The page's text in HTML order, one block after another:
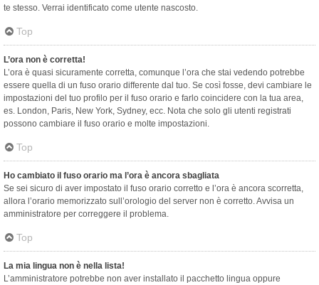
te stesso. Verrai identificato come utente nascosto.
Top
L’ora non è corretta!
L’ora è quasi sicuramente corretta, comunque l’ora che stai vedendo potrebbe
essere quella di un fuso orario differente dal tuo. Se così fosse, devi cambiare le
impostazioni del tuo profilo per il fuso orario e farlo coincidere con la tua area,
es. London, Paris, New York, Sydney, ecc. Nota che solo gli utenti registrati
possono cambiare il fuso orario e molte impostazioni.
Top
Ho cambiato il fuso orario ma l’ora è ancora sbagliata
Se sei sicuro di aver impostato il fuso orario corretto e l’ora è ancora scorretta,
allora l’orario memorizzato sull’orologio del server non è corretto. Avvisa un
amministratore per correggere il problema.
Top
La mia lingua non è nella lista!
L’amministratore potrebbe non aver installato il pacchetto lingua oppure